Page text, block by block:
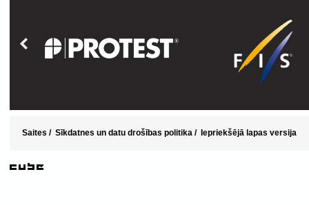
Saites / Sīkdatnes un datu drošības politika / Iepriekšējā lapas versija